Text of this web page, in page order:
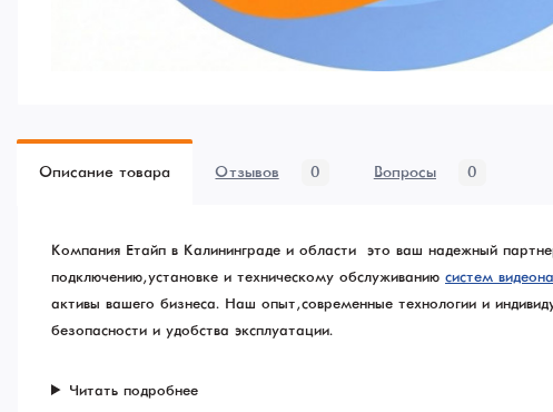
Описание товара Отзывов 0 Вопросы 0
Компания Етайп в Калининграде и области – это ваш надежный
подключению, установке и техническому обслуживанию систем
активы вашего бизнеса. Наш опыт, современные технологии и
безопасности и удобства эксплуатации.
Читать подробнее